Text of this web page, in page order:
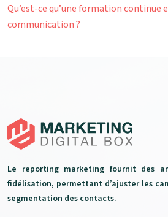
Qu’est-ce qu’une formation continue
communication ?
Le reporting marketing fournit des
fidélisation, permettant d’ajuster les
segmentation des contacts.